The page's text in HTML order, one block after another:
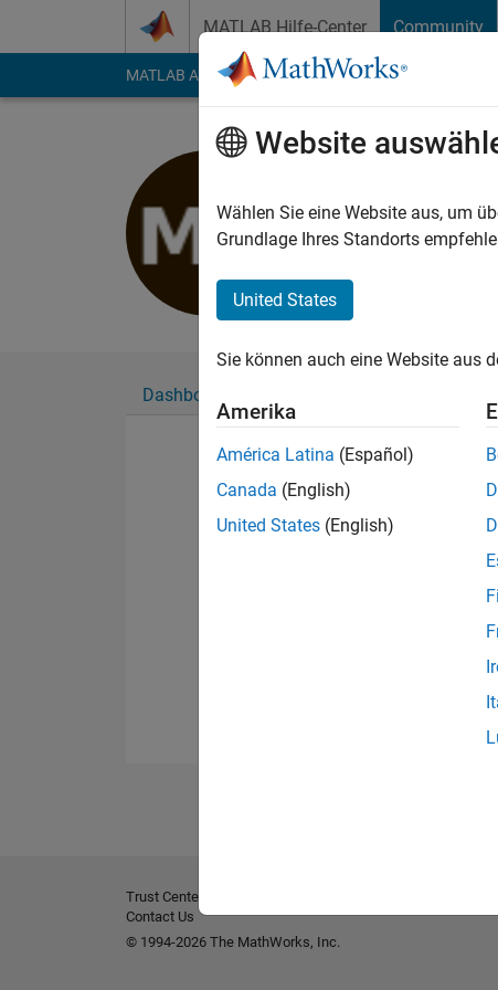
MATLAB Hilfe-Center Community
MATLAB Answers File Exchange Cody
Last seen: fast 3
Followers:0
Dashboard
Website
Wählen Sie eine Website aus, um
Grundlage Ihres Standorts
United States
Sie können auch eine Website aus
Amerika
América Latina (Español)
Canada (English)
United States (English)
Trust Center
Contact Us
© 1994-2026 The MathWorks, Inc.